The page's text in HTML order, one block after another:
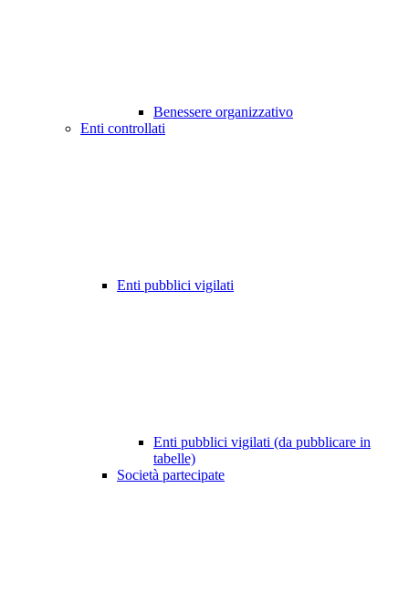
Benessere organizzativo
Enti controllati
Enti pubblici vigilati
Enti pubblici vigilati (da pubblicare in
tabelle)
Società partecipate